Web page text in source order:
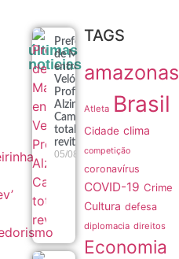
últimas
noticias
Prefeitura
de Manaus
entrega
Velódromo
Professora
Alzira
Campos
totalmente
revitalizado
05/08
TAGS
amazonas
Atleta Brasil
Cidade clima
competição
coronavírus
COVID-19 Crime
Cultura defesa
diplomacia direitos
Economia